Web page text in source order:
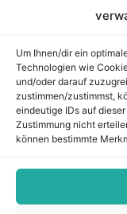
Um Ihnen/dir ein
Technologien wie
und/oder darauf
zustimmen/zustimmst,
eindeutige IDs auf
Zustimmung nicht
können bestimmte